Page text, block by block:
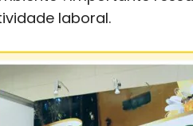
laboral.